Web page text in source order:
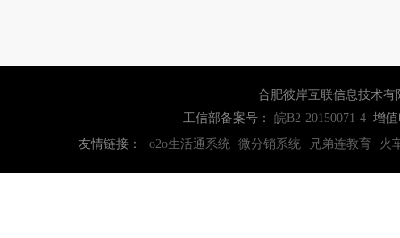
合肥彼岸互联信息技术有
工信部备案号： 皖B2-20150071-4增值
友情链接：
o2o生活通系统 微分销系统 兄弟连教育 火